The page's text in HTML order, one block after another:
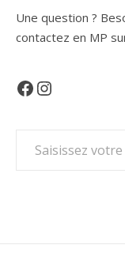
Une question ?
contactez en MP
Facebook
Instagram